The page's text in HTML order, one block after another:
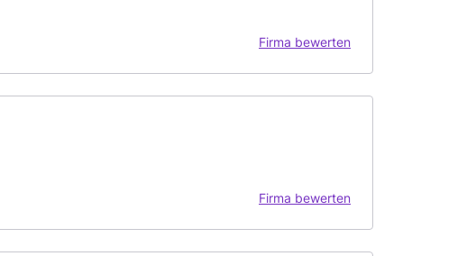
Firma bewerten
Firma bewerten